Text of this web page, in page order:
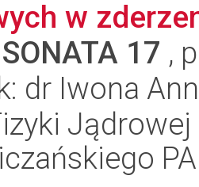
w
SONATA 17 ,
dr Iwona